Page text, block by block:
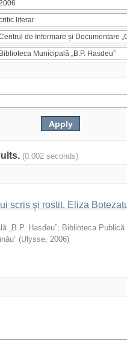
(0.002 seconds)
scris şi rostit. Eliza
„B.P. Hasdeu”; Biblioteca Publică
(Ulysse, 2006)